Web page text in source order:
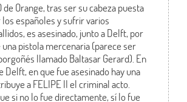
de Orange, tras ser su cabeza puesta
españoles y sufrir varios
es asesinado, junto a Delft, por
pistola mercenaria (parece ser
llamado Baltasar Gerard). En
Delft, en que fue asesinado hay una
a FELIPE II el criminal acto.
si no lo fue directamente, sí lo fue